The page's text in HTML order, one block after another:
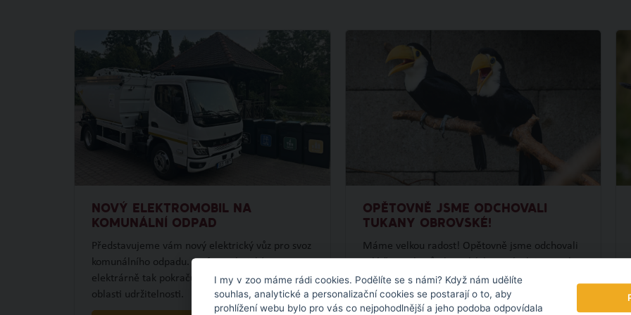
NOVÝ ELEKTROMOBIL NA
KOMUNÁLNÍ ODPAD
Představujeme vám nový elektrický vůz pro svoz
komunálního odpadu. Po fotovoltaické
elektrárně tak pokračujeme dalším projektem v
oblasti udržitelnosti.
OPĚTOVNĚ JSME ODCHOVALI
TUKANY OBROVSKÉ!
Máme velkou radost! Opětovně jsme odchovali
mláďata tukanů obrovských, navázali jsme tak
na náš loňský prvoodchov. To se ještě na území
České republiky nikomu nepodařilo.
I my v zoo máme rádi cookies. Podělíte se s námi? Když nám udělíte
souhlas, analytické a personalizační cookies se postarají o to, aby
prohlížení webu bylo pro vás co nejpohodlnější a jeho podoba odpovídala